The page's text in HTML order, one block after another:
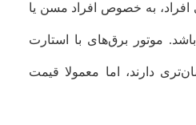
به خصوص افراد مسن یا
موتور برق‌های با استارت
دارند، اما معمولا قیمت